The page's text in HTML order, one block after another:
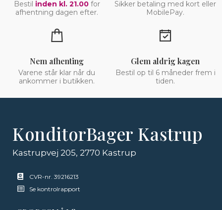
Bestil inden kl. 21.00for
afhentning dagen efter.
Sikker betaling med kort eller
MobilePay.
Nem afhenting
Varene står klar når du
ankommer i butikken.
Glem aldrig kagen
Bestil op til 6 måneder frem i
tiden.
KonditorBager Kastrup
Kastrupvej 205, 2770 Kastrup
CVR-nr. 39216213
Se kontrolrapport